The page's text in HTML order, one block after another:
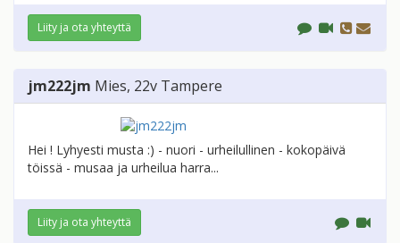
Liity ja ota yhteyttä
jm222jm Mies, 22v Tampere
Hei ! Lyhyesti musta :) - nuori - urheilullinen - kokopäivä
töissä - musaa ja urheilua harra...
Liity ja ota yhteyttä